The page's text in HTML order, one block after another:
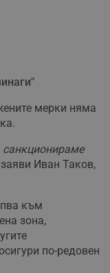
мерки няма
санкционираме
Иван Таков,
към
зона,
по-редовен